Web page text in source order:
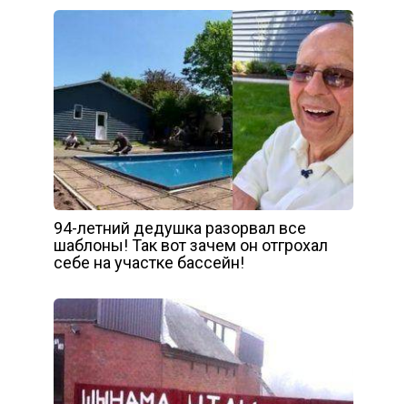
94-летний дедушка разорвал все
шаблоны! Так вот зачем он отгрохал
себе на участке бассейн!